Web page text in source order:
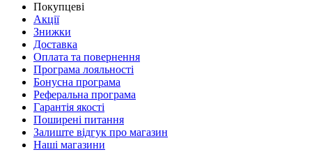
Покупцеві
Акції
Знижки
Доставка
Оплата та повернення
Програма лояльності
Бонусна програма
Реферальна програма
Гарантія якості
Поширені питання
Залиште відгук про магазин
Наші магазини